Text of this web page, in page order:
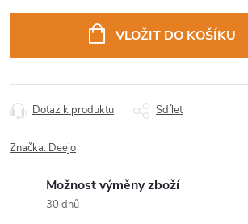
VLOŽIT DO KOŠÍKU
Dotaz k produktu Sdílet
Značka: Deejo
Možnost výměny zboží
30 dnů